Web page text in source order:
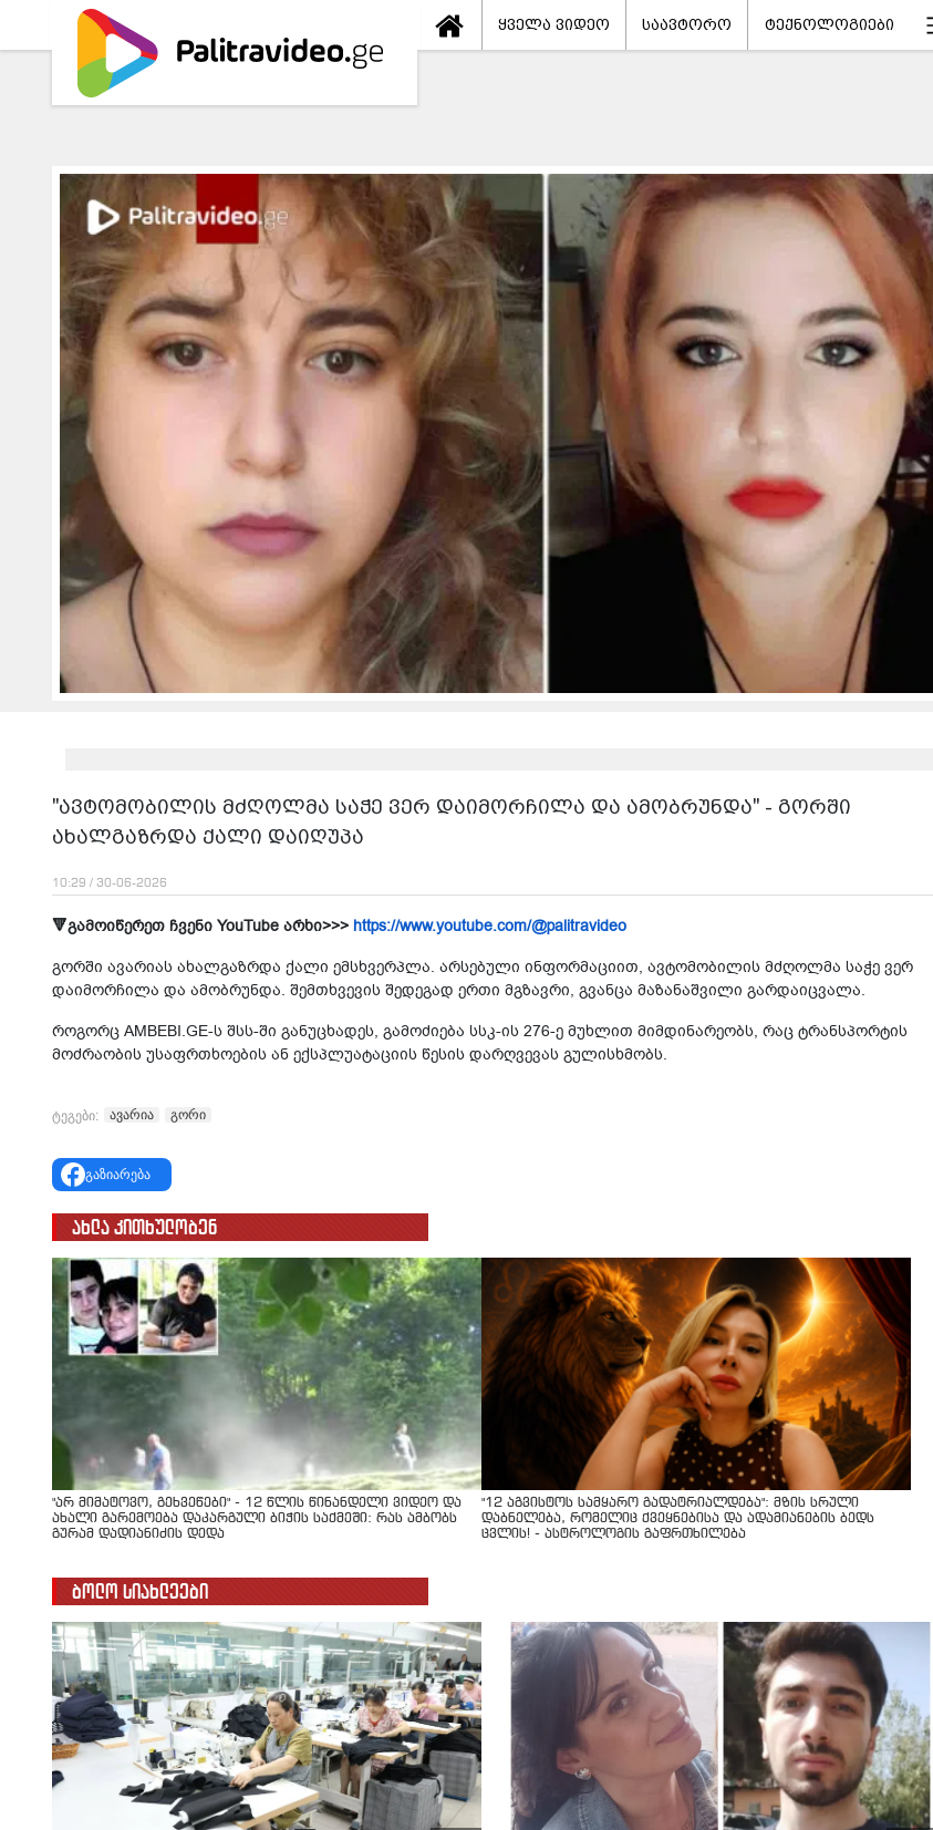
ყველა ვიდეო საავტორო ტექნოლოგიები
"ავ­ტო­მო­ბი­ლის მძღოლ­მა საჭე ვერ და­ი­მორ­ჩი­ლა და ამობ­რუნ­და" - გორში
ახალგაზრდა ქალი დაიღუპა
10:29 / 30-06-2026
🔻გამოიწერეთ ჩვენი YouTube არხი>>> https://www.youtube.com/@palitravideo
გორ­ში ავა­რი­ას ახალ­გაზ­რდა ქალი ემსხვერ­პლა. არ­სე­ბუ­ლი ინ­ფორ­მა­ცი­ით, ავ­ტო­მო­ბი­ლის მძღოლ­მა საჭე ვერ
და­ი­მორ­ჩი­ლა და ამობ­რუნ­და. შემ­თხვე­ვის შე­დე­გად ერთი მგზავ­რი, გვან­ცა მა­ზა­ნაშ­ვი­ლი გარ­და­იც­ვა­ლა.
რო­გორც AMBEBI.GE-ს შსს-ში გა­ნუ­ცხა­დეს, გა­მო­ძი­ე­ბა სსკ-ის 276-ე მუხ­ლით მიმ­დი­ნა­რე­ობს, რაც ტრან­სპორ­ტის
მოძ­რა­ო­ბის უსაფრ­თხო­ე­ბის ან ექ­სპლუ­ა­ტა­ცი­ის წე­სის დარ­ღვე­ვას გუ­ლის­ხმობს.
ტეგები: ავარია გორი
გაზიარება
ახლა კითხულობენ
"არ მიმატოვო, გეხვეწები" - 12 წლის წინანდელი ვიდეო და
ახალი გარემოება დაკარგული ბიჭის საქმეში: რას ამბობს
გურამ დადიანიძის დედა
"12 აგვისტოს სამყარო გადატრიალდება": მზის სრული
დაბნელება, რომელიც ქვეყნებისა და ადამიანების ბედს
ცვლის! - ასტროლოგის გაფრთხილება
ბოლო სიახლეები